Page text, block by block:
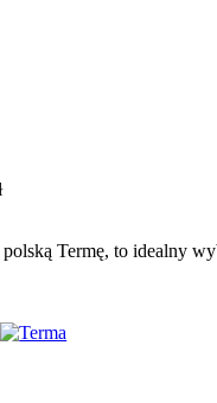
Termę, to idealny